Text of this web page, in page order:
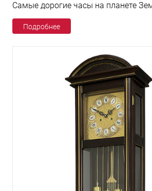
Самые дорогие часы на планете
Подробнее